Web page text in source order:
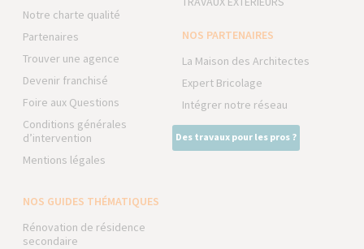
Notre charte qualité
Partenaires
Trouver une agence
Devenir franchisé
Foire aux Questions
Conditions générales
d’intervention
Mentions légales
NOS PARTENAIRES
La Maison des Architectes
Expert Bricolage
Intégrer notre réseau
Des travaux pour les pros ?
NOS GUIDES THÉMATIQUES
Rénovation de résidence
secondaire